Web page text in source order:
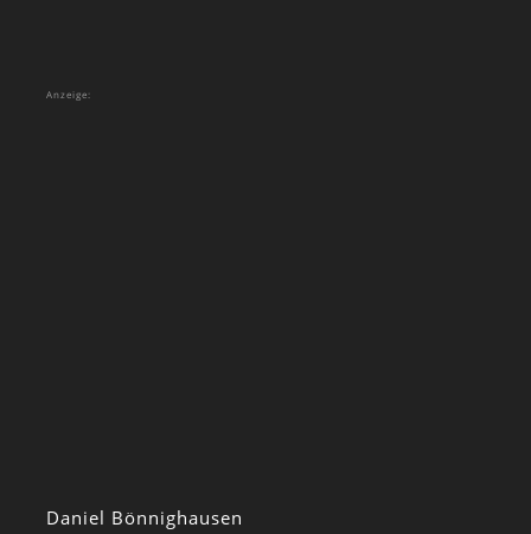
Anzeige:
Daniel Bönnighausen